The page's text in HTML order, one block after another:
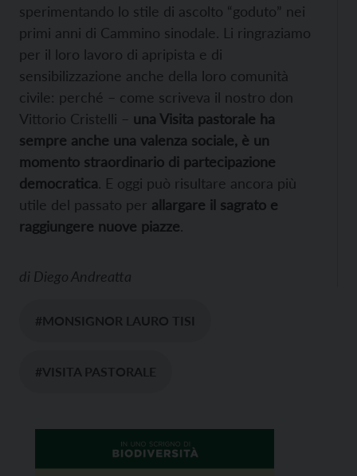
sperimentando lo stile di ascolto “goduto” nei
primi anni di Cammino sinodale. Li ringraziamo
per il loro lavoro di apripista e di
sensibilizzazione anche della loro comunità
civile: perché – come scriveva il nostro don
Vittorio Cristelli – una Visita pastorale ha
sempre anche una valenza sociale, è un
momento straordinario di partecipazione
democratica. E oggi può risultare ancora più
utile del passato per allargare il sagrato e
raggiungere nuove piazze.
di Diego Andreatta
#MONSIGNOR LAURO TISI
#VISITA PASTORALE